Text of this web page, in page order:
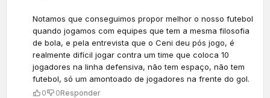
Notamos que conseguimos propor melhor o nosso futebol
quando jogamos com equipes que tem a mesma filosofia
de bola, e pela entrevista que o Ceni deu pós jogo, é
realmente difícil jogar contra um time que coloca 10
jogadores na linha defensiva, não tem espaço, não tem
futebol, só um amontoado de jogadores na frente do gol.
0 0Responder